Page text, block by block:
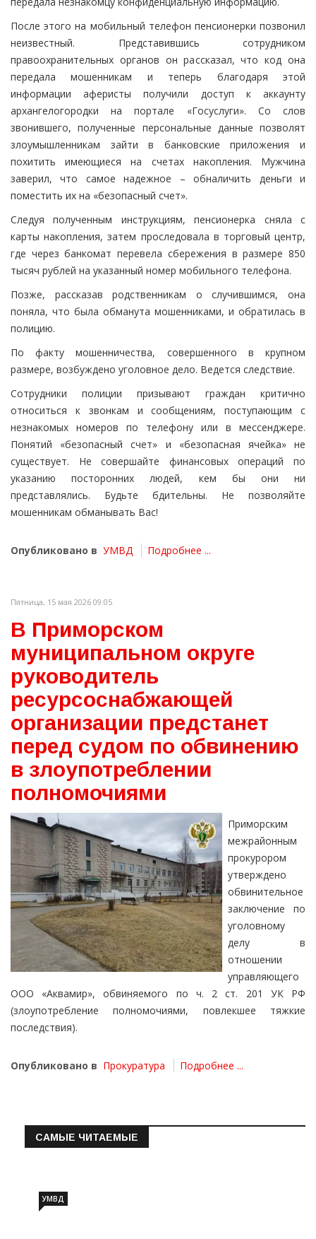
После этого на мобильный телефон пенсионерки позвонил
неизвестный. Представившись сотрудником
правоохранительных органов он рассказал, что код она
передала мошенникам и теперь благодаря этой
информации аферисты получили доступ к аккаунту
архангелогородки на портале «Госуслуги». Со слов
звонившего, полученные персональные данные позволят
злоумышленникам зайти в банковские приложения и
похитить имеющиеся на счетах накопления. Мужчина
заверил, что самое надежное – обналичить деньги и
поместить их на «безопасный счет».
Следуя полученным инструкциям, пенсионерка сняла с
карты накопления, затем проследовала в торговый центр,
где через банкомат перевела сбережения в размере 850
тысяч рублей на указанный номер мобильного телефона.
Позже, рассказав родственникам о случившимся, она
поняла, что была обманута мошенниками, и обратилась в
полицию.
По факту мошенничества, совершенного в крупном
размере, возбуждено уголовное дело. Ведется следствие.
Сотрудники полиции призывают граждан критично
относиться к звонкам и сообщениям, поступающим с
незнакомых номеров по телефону или в мессенджере.
Понятий «безопасный счет» и «безопасная ячейка» не
существует. Не совершайте финансовых операций по
указанию посторонних людей, кем бы они ни
представлялись. Будьте бдительны. Не позволяйте
мошенникам обманывать Вас!
Опубликовано в УМВД Подробнее ...
Пятница, 15 мая 2026 09:05
В Приморском
муниципальном округе
руководитель
ресурсоснабжающей
организации предстанет
перед судом по обвинению
в злоупотреблении
полномочиями
Приморским
межрайонным
прокурором
утверждено
обвинительное
заключение по
уголовному
делу в
отношении
управляющего
ООО «Аквамир», обвиняемого по ч. 2 ст. 201 УК РФ
(злоупотребление полномочиями, повлекшее тяжкие
последствия).
Опубликовано в Прокуратура Подробнее ...
САМЫЕ ЧИТАЕМЫЕ
УМВД